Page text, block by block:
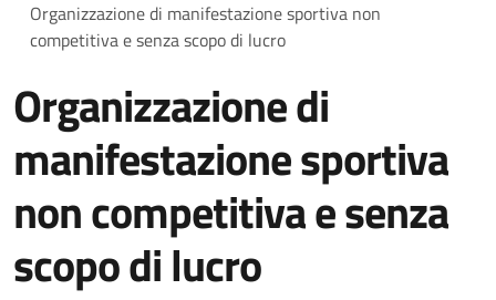
Organizzazione di manifestazione sportiva non
competitiva e senza scopo di lucro
Organizzazione di
manifestazione sportiva
non competitiva e senza
scopo di lucro